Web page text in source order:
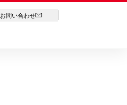
お問い合わせ